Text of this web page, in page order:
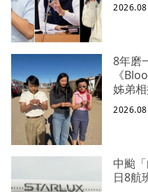
8年磨
《
姊弟
中颱
日8航